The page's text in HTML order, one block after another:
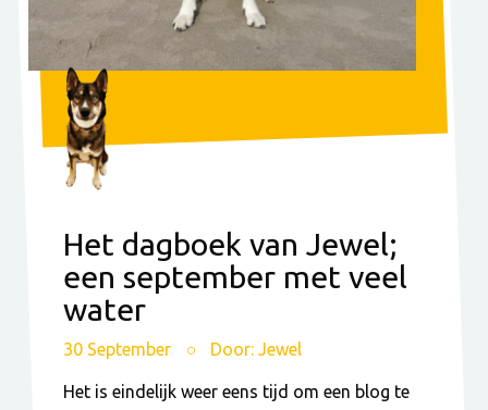
Het dagboek van Jewel;
een september met veel
water
30 September Door: Jewel
Het is eindelijk weer eens tijd om een blog te